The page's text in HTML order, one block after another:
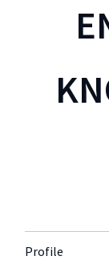
Profile